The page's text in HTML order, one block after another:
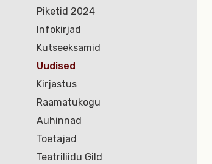
Piketid 2024
Infokirjad
Kutseeksamid
Uudised
Kirjastus
Raamatukogu
Auhinnad
Toetajad
Teatriliidu Gild